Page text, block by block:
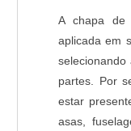
A chapa de
aplicada em
partes. Por
estar
asas,